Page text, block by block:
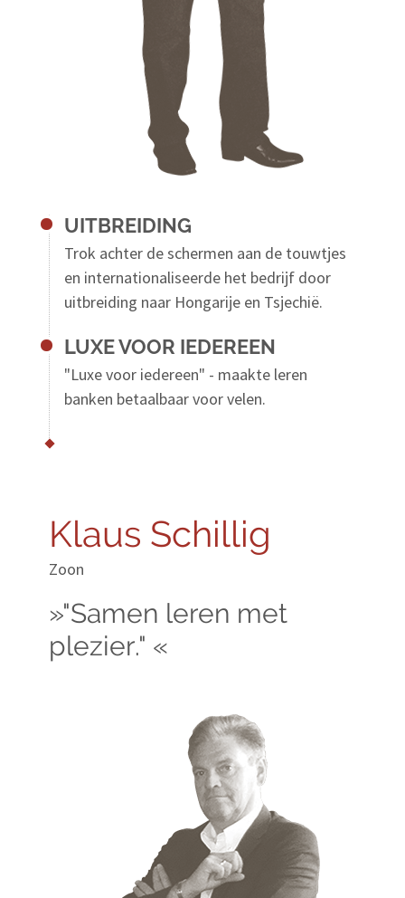
UITBREIDING
Trok achter de schermen aan de touwtjes
en internationaliseerde het bedrijf door
uitbreiding naar Hongarije en Tsjechië.
LUXE VOOR IEDEREEN
"Luxe voor iedereen" - maakte leren
banken betaalbaar voor velen.
Klaus Schillig
Zoon
»"Samen leren met
plezier." «